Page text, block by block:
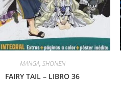
MANGA, SHONEN
FAIRY TAIL – LIBRO 36